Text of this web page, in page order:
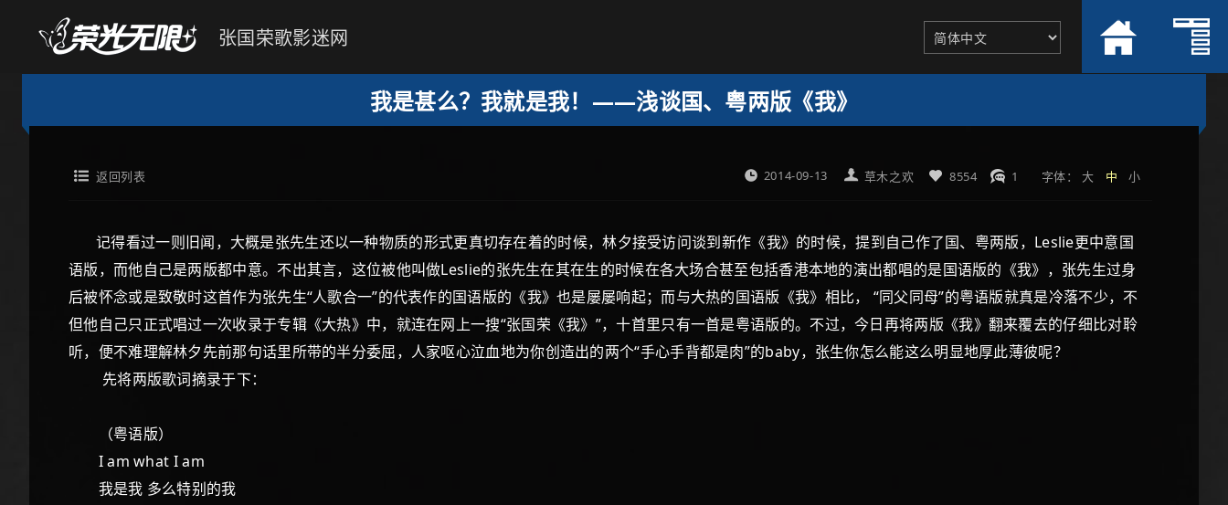
张国荣歌影迷网
我是甚么？我就是我！——浅谈国、粤两版《我》
字体：大 中 小
8554 1
草木之欢
2014-09-13
返回列表
记得看过一则旧闻，大概是张先生还以一种物质的形式更真切存在着的时候，林夕接受访问谈到新作《我》的时候，提到自己作了国、粤两版，Leslie更中意国
语版，而他自己是两版都中意。不出其言，这位被他叫做Leslie的张先生在其在生的时候在各大场合甚至包括香港本地的演出都唱的是国语版的《我》，张先生过身
后被怀念或是致敬时这首作为张先生“人歌合一”的代表作的国语版的《我》也是屡屡响起；而与大热的国语版《我》相比， “同父同母”的粤语版就真是冷落不少，不
但他自己只正式唱过一次收录于专辑《大热》中，就连在网上一搜“张国荣《我》”，十首里只有一首是粤语版的。不过，今日再将两版《我》翻来覆去的仔细比对聆
听，便不难理解林夕先前那句话里所带的半分委屈，人家呕心泣血地为你创造出的两个“手心手背都是肉”的baby，张生你怎么能这么明显地厚此薄彼呢？
先将两版歌词摘录于下：
（粤语版）
I am what I am
我是我 多么特别的我